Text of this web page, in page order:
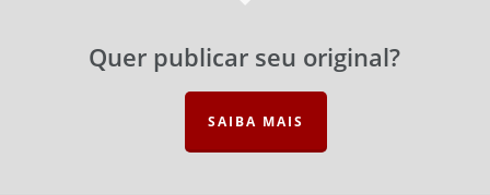
Quer publicar seu original?
SAIBA MAIS